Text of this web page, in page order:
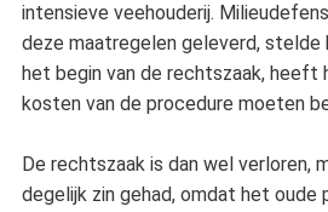
intensieve veehouderij.
deze maatregelen geleverd,
het begin van de rechtszaak,
kosten van de procedure moeten
De rechtszaak is dan wel verloren,
degelijk zin gehad, omdat het oude